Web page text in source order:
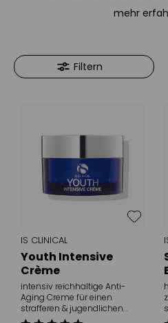
verbessertenmehr
Filtern
IS CLINICAL
Youth Intensive
Crème
intensiv reichhaltige Anti-
Aging Creme für einen
strafferen & jugendlichen
Teint